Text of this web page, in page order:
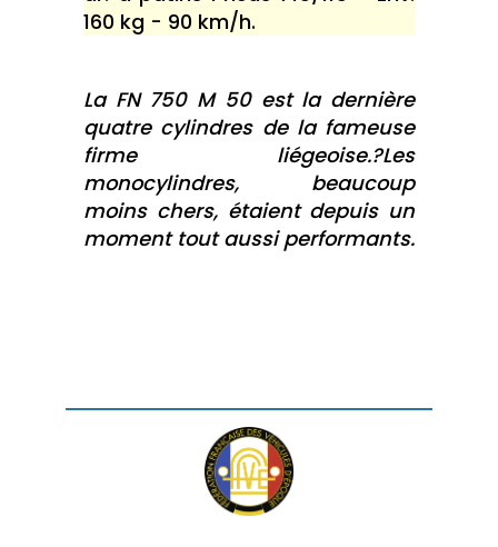
160 kg - 90 km/h.
La FN 750 M 50 est la dernière
quatre cylindres de la fameuse
firme liégeoise.?Les
monocylindres, beaucoup
moins chers, étaient depuis un
moment tout aussi performants.